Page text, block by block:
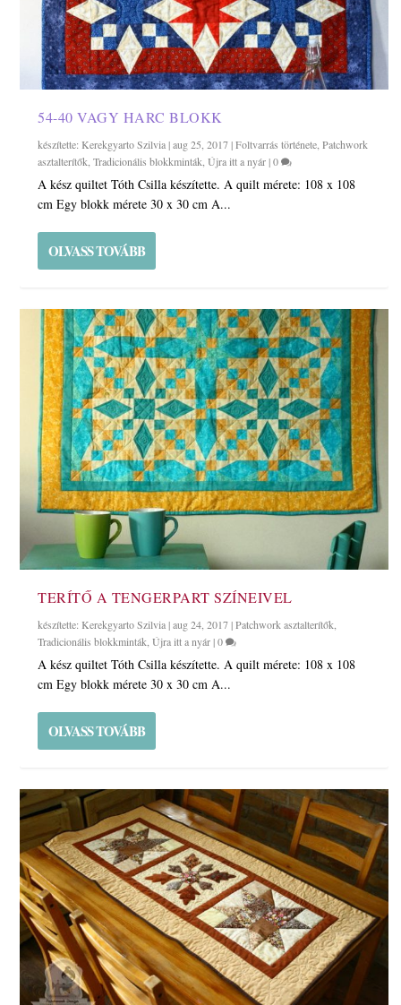
54-40 VAGY HARC BLOKK
készítette:Kerekgyarto Szilvia|aug 25, 2017|Foltvarrás története,Patchwork
asztalterítők,Tradicionális blokkminták,Újra itt a nyár|0
A kész quiltet Tóth Csilla készítette. A quilt mérete: 108 x 108
cm Egy blokk mérete 30 x 30 cm A...
OLVASS TOVÁBB
TERÍTŐ A TENGERPART SZÍNEIVEL
készítette:Kerekgyarto Szilvia|aug 24, 2017|Patchwork asztalterítők
Tradicionális blokkminták ,Újra itt a nyár|0
A kész quiltet Tóth Csilla készítette. A quilt mérete: 108 x 108
cm Egy blokk mérete 30 x 30 cm A...
OLVASS TOVÁBB